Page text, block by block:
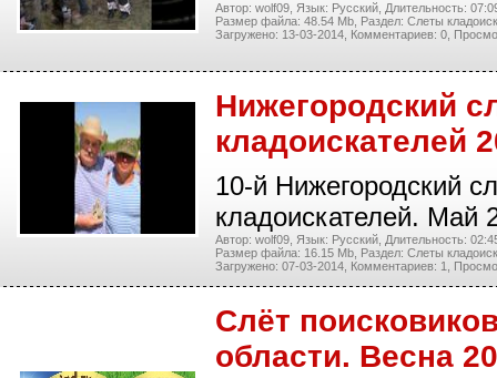
Автор: wolf09, Язык: Русский, Длительность:
Размер файла: 48.54 Mb, Раздел: Слеты
Загружено: 13-03-2014, Комментариев: 0,
Нижегородский
кладоискателей
10-й Нижегородский
кладоискателей. Май
Автор: wolf09, Язык: Русский, Длительность:
Размер файла: 16.15 Mb, Раздел: Слеты
Загружено: 07-03-2014, Комментариев: 1,
Слёт
области. Весна